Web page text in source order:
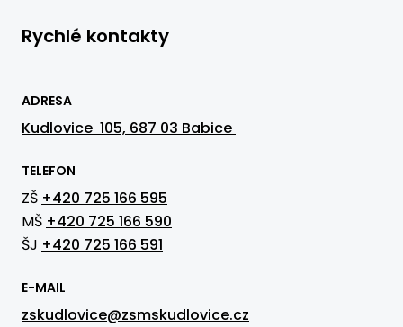
Rychlé kontakty
ADRESA
Kudlovice 105, 687 03 Babice
TELEFON
ZŠ +420 725 166 595
MŠ +420 725 166 590
ŠJ +420 725 166 591
E-MAIL
zskudlovice@zsmskudlovice.cz